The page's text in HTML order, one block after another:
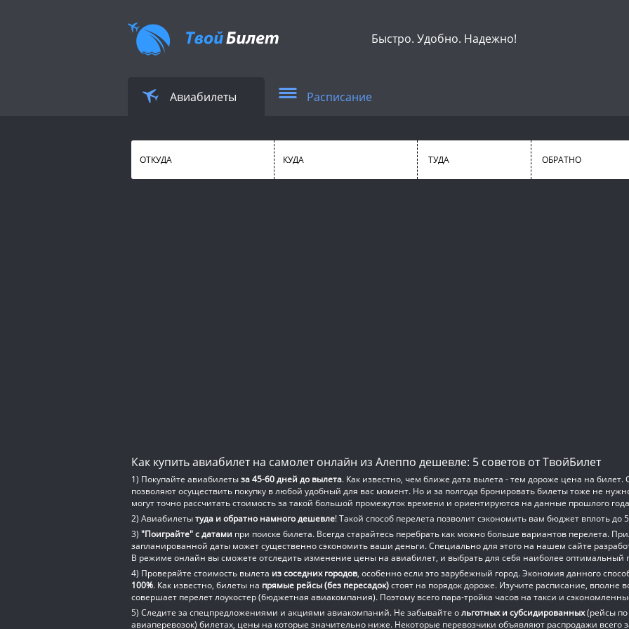
Быстро. Удобно. Надежно!
Авиабилеты Расписание
ОТКУДА КУДА ТУДА ОБРАТНО
Как купить авиабилет на самолет онлайн из Алеппо дешевле: 5 советов от ТвойБилет
1) Покупайте авиабилетыза 45-60 дней до вылета. Как известно, чем ближе дата вылета - тем дороже цена на
позволяют осуществить покупку в любой удобный для вас момент. Но и за полгода бронировать билеты тоже не
могут точно рассчитать стоимость за такой большой промежуток времени и ориентируются на данные прошлого
2) Авиабилетытуда и обратно намного дешевле! Такой способ перелета позволит сэкономить вам бюджет вплоть до
3) "Поиграйте" с датами при поиске билета. Всегда старайтесь перебрать как можно больше вариантов перелета.
запланированной даты может существенно сэкономить ваши деньги. Специально для этого на нашем сайте
В режиме онлайн вы сможете отследить изменение цены на авиабилет, и выбрать для себя наиболее оптимальный
4) Проверяйте стоимость вылета из соседних городов, особенно если это зарубежный город. Экономия данного
100%. Как известно, билеты на прямые рейсы (без пересадок)стоят на порядок дороже. Изучите расписание, вполне
совершает перелет лоукостер (бюджетная авиакомпания). Поэтому всего пара-тройка часов на такси и
5) Следите за спецпредложениями и акциями авиакомпаний. Не забывайте ольготных и субсидированных(рейсы по
авиаперевозок) билетах, цены на которые значительно ниже. Некоторые перевозчики объявляют распродажи всего